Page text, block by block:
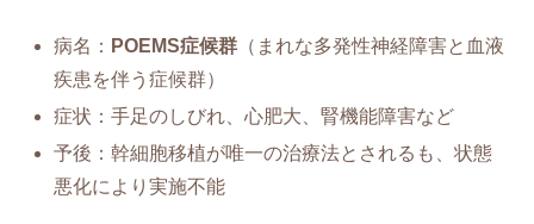
病名： POEMS症候群 （まれな多発性神経障害と血液
疾患を伴う症候群）
症状：手足のしびれ、心肥大、腎機能障害など
予後：幹細胞移植が唯一の治療法とされるも、状態
悪化により実施不能